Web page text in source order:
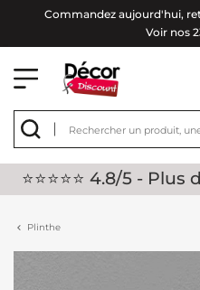
Commandez aujourd'hui,
Voir nos
⭐⭐⭐⭐⭐ 4.8/5 -
Plinthe